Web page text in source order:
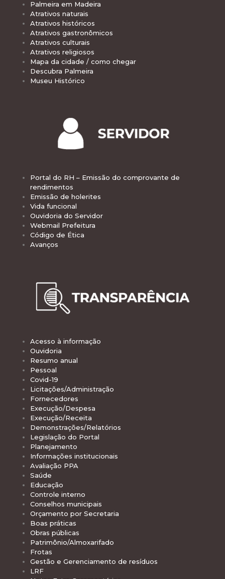
Palmeira em Madeira
Atrativos naturais
Atrativos históricos
Atrativos gastronômicos
Atrativos culturais
Atrativos religiosos
Mapa da cidade / como chegar
Descubra Palmeira
Museu Histórico
Portal do RH – Emissão do comprovante de
rendimentos
Emissão de holerites
Vida funcional
Ouvidoria do Servidor
Webmail Prefeitura
Código de Ética
Avanços
Acesso à informação
Ouvidoria
Resumo anual
Pessoal
Covid-19
Licitações/Administração
Fornecedores
Execução/Despesa
Execução/Receita
Demonstrações/Relatórios
Legislação do Portal
Planejamento
Informações institucionais
Avaliação PPA
Saúde
Educação
Controle interno
Conselhos municipais
Orçamento por Secretaria
Boas práticas
Obras públicas
Patrimônio/Almoxarifado
Frotas
Gestão e Gerenciamento de resíduos
LRF